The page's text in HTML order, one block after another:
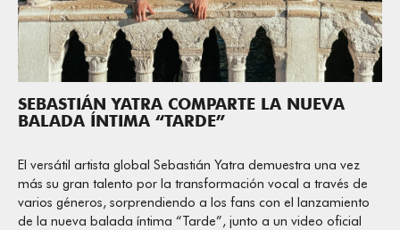
SEBASTIÁN YATRA COMPARTE LA NUEVA
BALADA ÍNTIMA “TARDE”
El versátil artista global Sebastián Yatra demuestra una vez
más su gran talento por la transformación vocal a través de
varios géneros, sorprendiendo a los fans con el lanzamiento
de la nueva balada íntima “Tarde”, junto a un video oficial